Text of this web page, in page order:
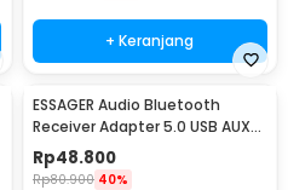
+ Keranjang
ESSAGER Audio Bluetooth
Receiver Adapter 5.0 USB AUX
Spring Wire - EB01
Rp48.800
Rp80.900 40%